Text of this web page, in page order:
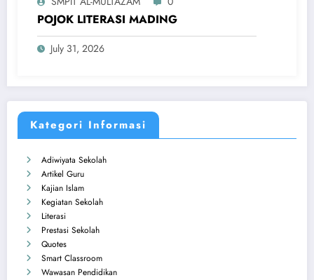
Kategori Informasi
Adiwiyata Sekolah
Artikel Guru
Kajian Islam
Kegiatan Sekolah
Literasi
Prestasi Sekolah
Quotes
Smart Classroom
Wawasan Pendidikan
POJOK LITERASI MADING
July 31, 2026